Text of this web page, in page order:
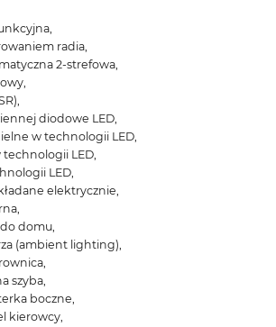
radia,
2-strefowa,
diodowe LED,
w technologii LED,
LED,
LED,
elektrycznie,
domu,
(ambient lighting),
szyba,
boczne,
kierowcy,